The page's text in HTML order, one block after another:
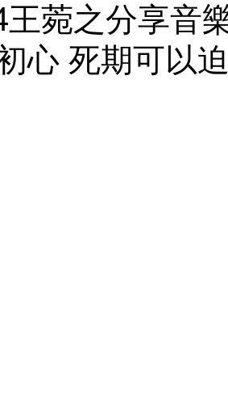
菀之分享音
心 死期可以